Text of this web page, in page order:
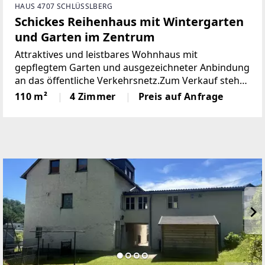
HAUS 4707 SCHLÜSSLBERG
Schickes Reihenhaus mit Wintergarten
und Garten im Zentrum
Attraktives und leistbares Wohnhaus mit
gepflegtem Garten und ausgezeichneter Anbindung
an das öffentliche Verkehrsnetz.Zum Verkauf steht
ein äußerst gepflegtes und leistbares Reihenhaus
mit schönem Garten im Zentrum von Schlüßlberg.
110 m² 4 Zimmer Preis auf Anfrage